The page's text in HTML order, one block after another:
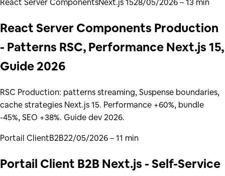
React Server ComponentsNext.js 1528/05/2026– 13 min
React Server Components Production
- Patterns RSC, Performance Next.js 15,
Guide 2026
RSC Production: patterns streaming, Suspense boundaries,
cache strategies Next.js 15. Performance +60%, bundle
-45%, SEO +38%. Guide dev 2026.
Portail ClientB2B22/05/2026– 11 min
Portail Client B2B Next.js - Self-Service